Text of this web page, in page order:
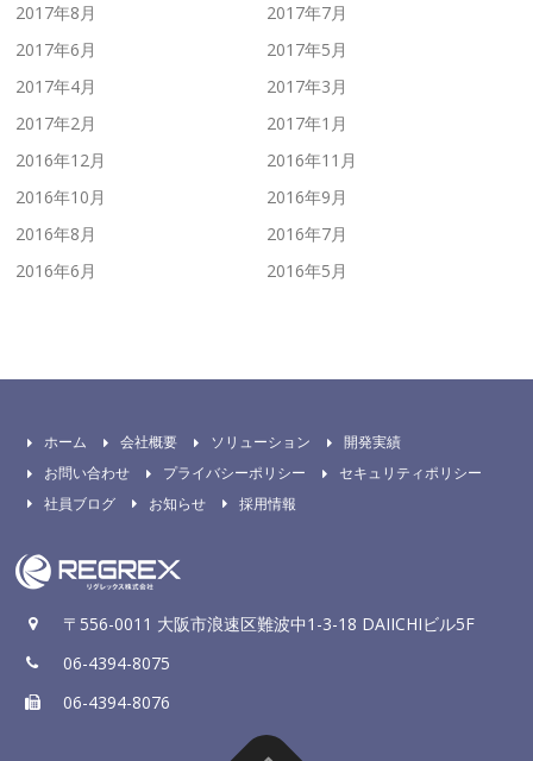
2017年8月
2017年7月
2017年6月
2017年5月
2017年4月
2017年3月
2017年2月
2017年1月
2016年12月
2016年11月
2016年10月
2016年9月
2016年8月
2016年7月
2016年6月
2016年5月
ホーム 会社概要 ソリューション
開発実績
お問い合わせ
プライバシーポリシー
セキュリティポリシー
社員ブログ
お知らせ 採用情報
〒556-0011 大阪市浪速区難波中1-3-18 DAIICHIビル5F
06-4394-8075
06-4394-8076